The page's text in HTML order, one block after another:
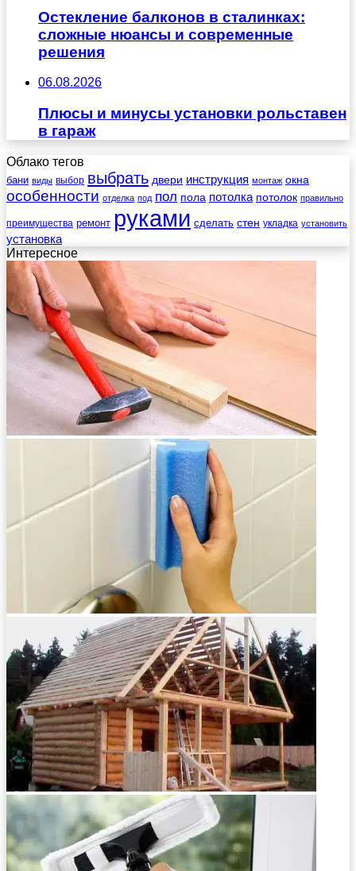
Остекление балконов в сталинках:
сложные нюансы и современные
решения
06.08.2026
Плюсы и минусы установки рольставен
в гараж
Облако тегов
бани виды выбор выбрать двери инструкция монтаж окна
особенности отделка под пол пола потолка потолок правильно
преимущества ремонт руками сделать стен укладка установить
установка
Интересное